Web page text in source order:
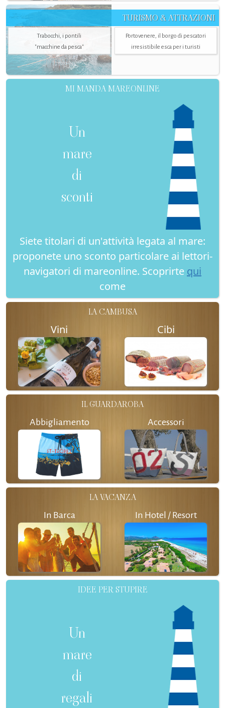
TURISMO & ATTRAZIONI
Trabocchi, i pontili
"macchine da pesca"
Portovenere, il borgo di pescatori
irresistibile esca per i turisti
MI MANDA MAREONLINE
Un
mare
di
sconti
Siete titolari di un'attività legata al mare:
proponete uno sconto particolare ai lettori-
navigatori di mareonline. Scoprirte qui
come
LA CAMBUSA
Vini Cibi
IL GUARDAROBA
Abbigliamento Accessori
LA VACANZA
In Barca In Hotel / Resort
IDEE PER STUPIRE
Un
mare
di
regali